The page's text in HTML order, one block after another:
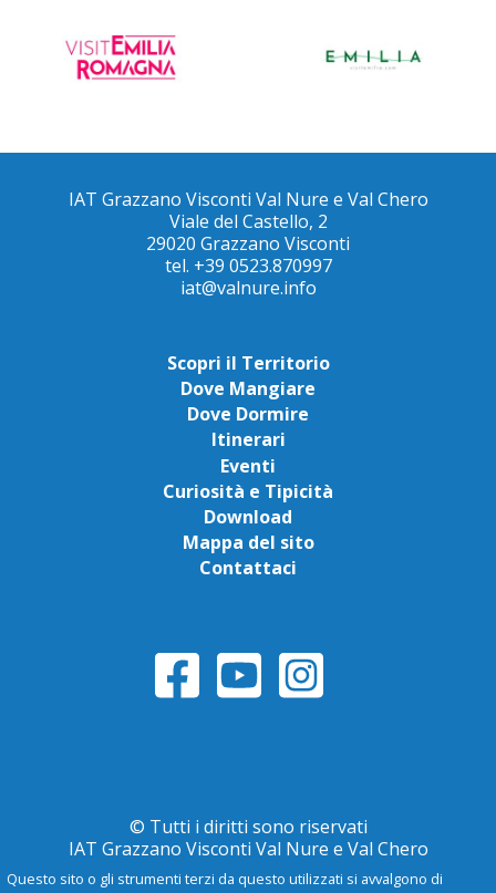
IAT Grazzano Visconti Val Nure e Val Chero
Viale del Castello, 2
29020 Grazzano Visconti
tel. +39 0523.870997
iat@valnure.info
Scopri il Territorio
Dove Mangiare
Dove Dormire
Itinerari
Eventi
Curiosità e Tipicità
Download
Mappa del sito
Contattaci
© Tutti i diritti sono riservati
IAT Grazzano Visconti Val Nure e Val Chero
Questo sito o gli strumenti terzi da questo utilizzati si avvalgono di